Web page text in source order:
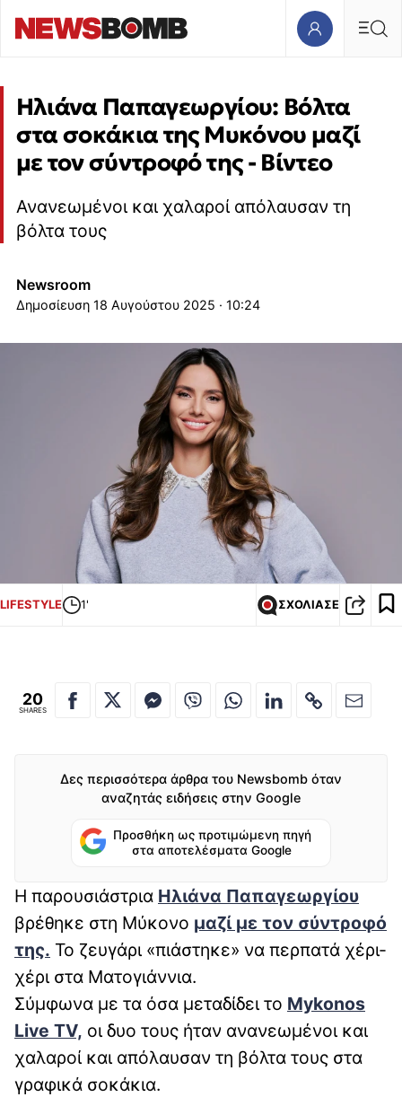
Ηλιάνα Παπαγεωργίου: Βόλτα
στα σοκάκια της Μυκόνου μαζί
με τον σύντροφό της - Βίντεο
Ανανεωμένοι και χαλαροί απόλαυσαν τη
βόλτα τους
Newsroom
18 Αυγούστου 2025 · 10:24
LIFESTYLE 1' ΣΧΟΛΙΑΣΕ
20
SHARES
Δες περισσότερα άρθρα του Newsbomb όταν
αναζητάς ειδήσεις στην Google
Προσθήκη ως προτιμώμενη πηγή
στα αποτελέσματα Google
Η παρουσιάστρια Ηλιάνα Παπαγεωργίου
βρέθηκε στη Μύκονο μαζί με τον σύντροφό
της. Το ζευγάρι «πιάστηκε» να περπατά χέρι-
χέρι στα Ματογιάννια.
Σύμφωνα με τα όσα μεταδίδει το Mykonos
Live TV, οι δυο τους ήταν ανανεωμένοι και
χαλαροί και απόλαυσαν τη βόλτα τους στα
γραφικά σοκάκια.